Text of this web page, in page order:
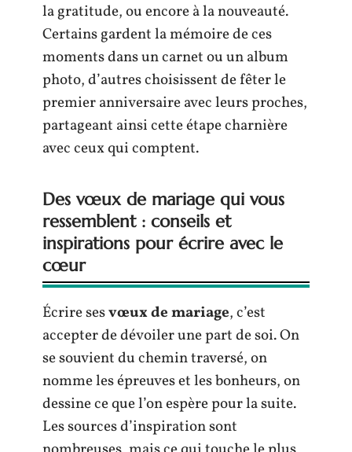
la gratitude, ou encore à la nouveauté.
Certains gardent la mémoire de ces
moments dans un carnet ou un album
photo, d’autres choisissent de fêter le
premier anniversaire avec leurs proches,
partageant ainsi cette étape charnière
avec ceux qui comptent.
Des vœux de mariage qui vous
ressemblent : conseils et
inspirations pour écrire avec le
cœur
Écrire sesvœux de mariage, c’est
accepter de dévoiler une part de soi. On
se souvient du chemin traversé, on
nomme les épreuves et les bonheurs, on
dessine ce que l’on espère pour la suite.
Les sources d’inspiration sont